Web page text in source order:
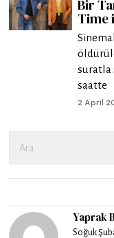
Bir
Time
suratla
saatte
2 April
Yaprak
Soğuk